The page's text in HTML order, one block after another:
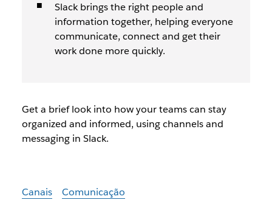
Slack brings the right people and
information together, helping everyone
communicate, connect and get their
work done more quickly.
Get a brief look into how your teams can stay
organized and informed, using channels and
messaging in Slack.
Canais Comunicação